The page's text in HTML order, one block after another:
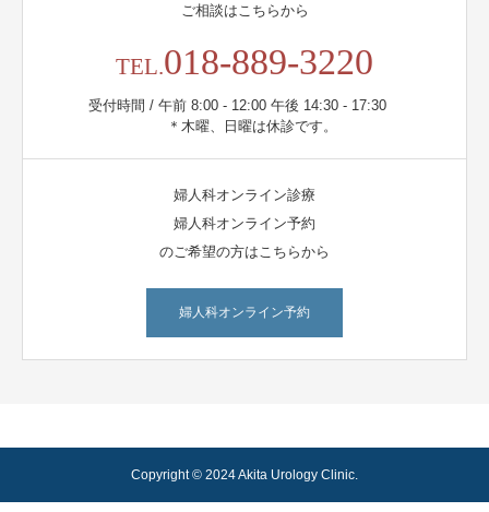
ご相談はこちらから
TEL.018-889-3220
受付時間 / 午前 8:00 - 12:00 午後 14:30 - 17:30
＊木曜、日曜は休診です。
婦人科オンライン診療
婦人科オンライン予約
のご希望の方はこちらから
婦人科オンライン予約
Copyright © 2024 Akita Urology Clinic.